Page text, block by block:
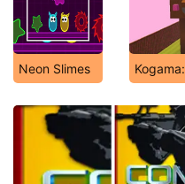
Neon Slimes